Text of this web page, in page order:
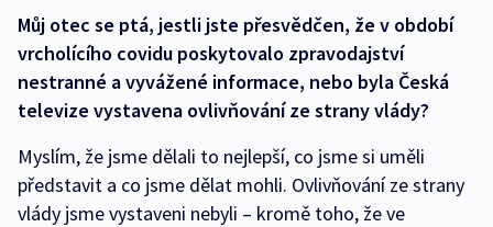
Můj otec se ptá, jestli jste přesvědčen, že v období
vrcholícího covidu poskytovalo zpravodajství
nestranné a vyvážené informace, nebo byla Česká
televize vystavena ovlivňování ze strany vlády?
Myslím, že jsme dělali to nejlepší, co jsme si uměli
představit a co jsme dělat mohli. Ovlivňování ze strany
vlády jsme vystaveni nebyli – kromě toho, že ve